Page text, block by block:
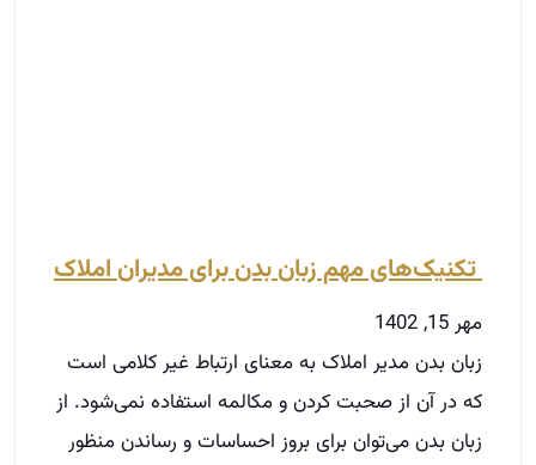
تکنیک‌های مهم زبان بدن برای مدیران املاک
مهر 15, 1402
زبان بدن مدیر املاک به معنای ارتباط غیر کلامی است
که در آن از صحبت کردن و مکالمه استفاده نمی‌شود. از
زبان بدن می‌توان برای بروز احساسات و رساندن منظور